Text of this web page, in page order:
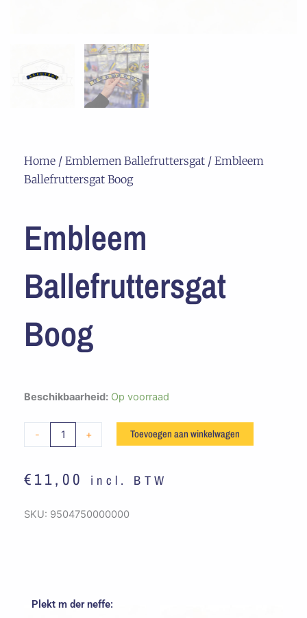
Home / Emblemen Ballefruttersgat / Embleem
Ballefruttersgat Boog
Embleem
Ballefruttersgat
Boog
Beschikbaarheid: Op voorraad
-
Embleem
aantal
+ Toevoegen aan winkelwagen
€11,00 incl. BTW
SKU: 9504750000000
Plekt m der neffe: